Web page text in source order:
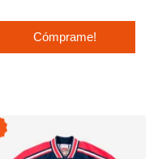
Cómprame!